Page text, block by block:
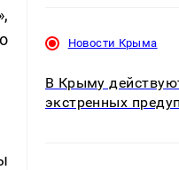
Новости Крыма
В Крыму
экстренных